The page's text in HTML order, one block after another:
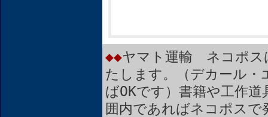
◆◆ヤマト運輸 ネコポス
たします。（デカール・
ばOKです）書籍や工作
囲内であればネコポス